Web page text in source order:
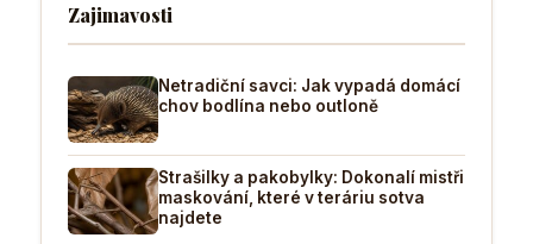
Zajimavosti
Netradiční savci: Jak vypadá domácí
chov bodlína nebo outloně
Strašilky a pakobylky: Dokonalí mistři
maskování, které v teráriu sotva
najdete